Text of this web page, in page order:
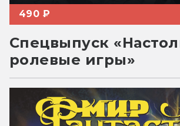
490 ₽
Спецвыпуск
ролевые игры»